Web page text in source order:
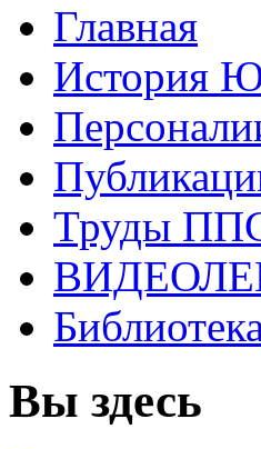
Главная
История
Труды
Вы здесь